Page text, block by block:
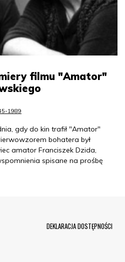
filmu "Amator"
1989
gdy do kin trafił "Amator"
bohatera był
amator Franciszek Dzida,
spisane na prośbę
DEKLARACJA DOSTĘPNOŚCI